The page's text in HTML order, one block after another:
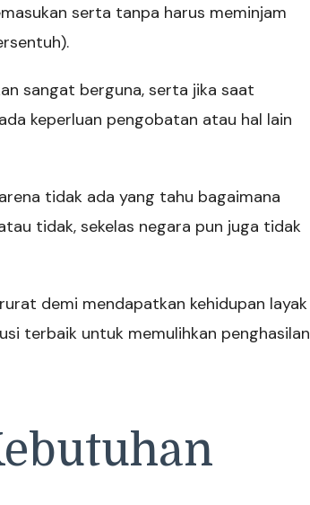
serta tanpa harus meminjam
sangat berguna, serta jika saat
keperluan pengobatan atau hal lain
tidak ada yang tahu bagaimana
tidak, sekelas negara pun juga tidak
demi mendapatkan kehidupan layak
terbaik untuk memulihkan penghasilan